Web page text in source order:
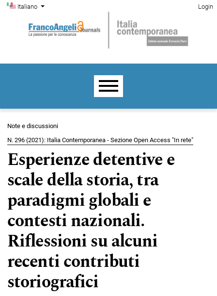
Salta al menu principale di navigazione
Salta al contenuto principale
Salta al piè di pagina del sito
Cambia la lingua. La lingua corrente è:
Italiano
Menu di amministrazione Login
Menu principale
Note e discussioni
N. 296 (2021): Italia Contemporanea - Sezione Open Access "In rete"
Esperienze detentive e
scale della storia, tra
paradigmi globali e
contesti nazionali.
Riflessioni su alcuni
recenti contributi
storiografici